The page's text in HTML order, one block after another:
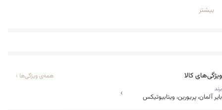
به درمان کم خونی، ضعف عمومی بدن و خستگی مفرط کمک میکند
زايمان….
درمان نازکی تار مو و بهبود حجم مو
بیشتر
ویژگی‌های کالا همه‌ی ویژگی‌ها ›
برند
بایر آلمان، پریورین، ویتابیوتیکس ›